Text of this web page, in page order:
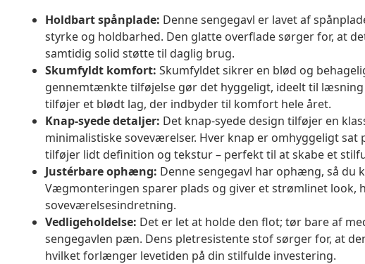
Holdbart spånplade: Denne sengegavl er lavet af
styrke og holdbarhed. Den glatte overflade sørger for, at
samtidig solid støtte til daglig brug.
Skumfyldt komfort: Skumfyldet sikrer en blød og
gennemtænkte tilføjelse gør det hyggeligt, ideelt til
tilføjer et blødt lag, der indbyder til komfort hele året.
Knap-syede detaljer: Det knap-syede design tilføjer en
minimalistiske soveværelser. Hver knap er omhyggeligt
tilføjer lidt definition og tekstur – perfekt til at skabe et
Justérbare ophæng: Denne sengegavl har ophæng, så du
Vægmonteringen sparer plads og giver et strømlinet look,
soveværelsesindretning.
Vedligeholdelse: Det er let at holde den flot; tør bare af
sengegavlen pæn. Dens pletresistente stof sørger for, at
hvilket forlænger levetiden på din stilfulde investering.